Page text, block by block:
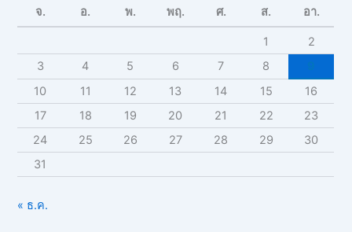
จ. อ. พ. พฤ. ศ. ส. อา.
1
2
3
4 5 6 7 8
10
11 12 13 14 15
16
17
18 19 20 21 22
23
24
25 26 27 28 29
30
31
« ธ.ค.